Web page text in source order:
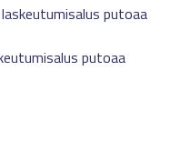
putoaa
putoaa